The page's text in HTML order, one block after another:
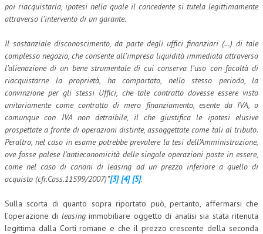
poi riacquistarla, ipotesi nella quale il concedente si tutela legittimamente
attraverso l’intervento di un garante.
Il sostanziale disconoscimento, da parte degli uffici finanziari (…) di tale
complesso negozio, che consente all’impresa liquidità immediata attraverso
l’alienazione di un bene strumentale di cui conserva l’uso con facoltà di
riacquistarne la proprietà, ha comportato, nello stesso periodo, la
convinzione per gli stessi Uffici, che tale contratto dovesse essere visto
unitariamente come contratto di mero finanziamento, esente da IVA, o
comunque con IVA non detraibile, il che giustifica le ipotesi elusive
prospettate a fronte di operazioni distinte, assoggettate come tali al tributo.
Peraltro, nel caso in esame potrebbe prevalere la tesi dell’Amministrazione,
ove fosse palese l’antieconomicità delle singole operazioni poste in essere,
come nel caso di canoni di leasing ad un prezzo inferiore a quello di
acquisto (cfr.Cass.11599/2007)”[3] [4] [5].
Sulla scorta di quanto sopra riportato può, pertanto, affermarsi che
l’operazione di leasingimmobiliare oggetto di analisi sia stata ritenuta
legittima dalla Corti romane e che il prezzo crescente della seconda